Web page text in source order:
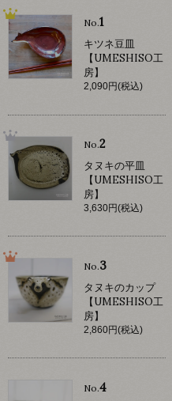
No.1
キツネ豆皿
【UMESHISO工
房】
2,090円(税込)
No.2
タヌキの平皿
【UMESHISO工
房】
3,630円(税込)
No.3
タヌキのカップ
【UMESHISO工
房】
2,860円(税込)
No.4